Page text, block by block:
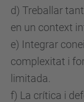
d) Treballar
en un context
e) Integrar
complexitat i
limitada.
f) La crítica i